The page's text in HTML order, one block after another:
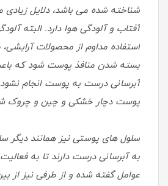
شناخته شده می باشد، دلایل
آفتاب و آلودگی هوا دارد. البته
استفاده مداوم از محصولات
بسته شدن منافذ پوست شود که
آبرسانی درست به پوست انجام
پوست دچار خشکی و چین و چروک
سلول های پوستی نیز همانند دیگر
به آبرسانی درست دارند تا به
عوامل گفته شده و از طرفی نیز از